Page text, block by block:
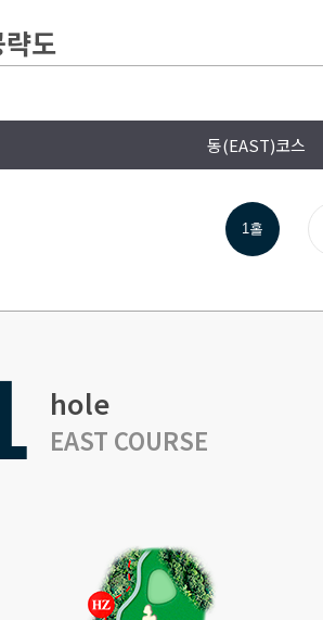
이어스
도
동(EAST)코스
1홀
hole
EAST COURSE